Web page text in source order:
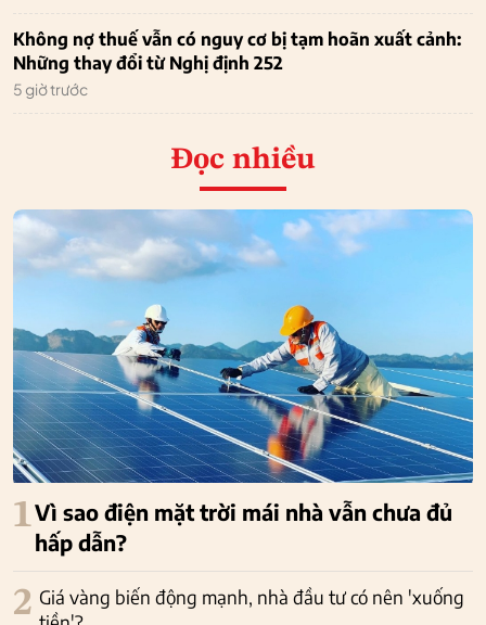
Không nợ thuế vẫn có nguy cơ bị tạm hoãn xuất cảnh:
Những thay đổi từ Nghị định 252
5 giờ trước
Đọc nhiều
1Vì sao điện mặt trời mái nhà vẫn chưa đủ
hấp dẫn?
2 Giá vàng biến động mạnh, nhà đầu tư có nên 'xuống